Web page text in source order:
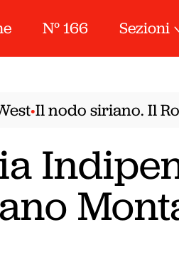
N° 166 Sezioni
•Il nodo siriano. Il